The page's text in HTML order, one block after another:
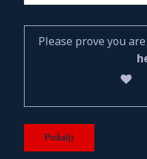
Please prove you